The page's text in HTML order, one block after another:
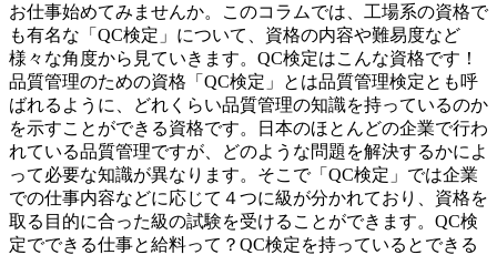
お仕事始めてみませんか。このコラムでは、工場系の資格で
も有名な「QC検定」について、資格の内容や難易度など
様々な角度から見ていきます。QC検定はこんな資格です！
品質管理のための資格「QC検定」とは品質管理検定とも呼
ばれるように、どれくらい品質管理の知識を持っているのか
を示すことができる資格です。日本のほとんどの企業で行わ
れている品質管理ですが、どのような問題を解決するかによ
って必要な知識が異なります。そこで「QC検定」では企業
での仕事内容などに応じて４つに級が分かれており、資格を
取る目的に合った級の試験を受けることができます。QC検
定でできる仕事と給料って？QC検定を持っているとできる